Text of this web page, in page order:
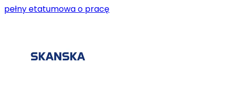
pełny etatumowa o pracę